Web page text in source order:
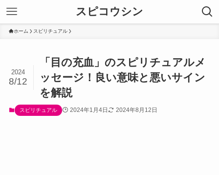
スピコウシン
ホーム スピリチュアル
「目の充血」のスピリチュアルメ
ッセージ！良い意味と悪いサイン
を解説
2024
8/12
スピリチュアル 2024年1月4日 2024年8月12日